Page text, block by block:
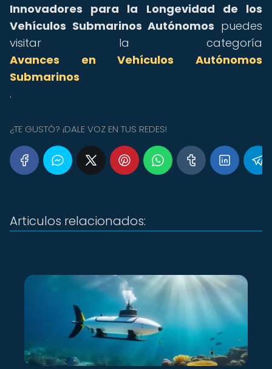
Innovadores para la Longevidad de los
Vehículos Submarinos Autónomos puedes
visitar la categoría
Avances en Vehículos Autónomos
Submarinos
.
¿TE GUSTÓ? ¡DALE VOZ EN TUS REDES!
Articulos relacionados: